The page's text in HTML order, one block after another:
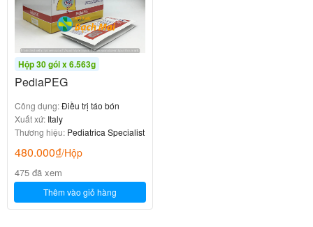
Hộp 30 gói x 6.563g
PediaPEG
Công dụng:Điều trị táo bón
Xuất xứ: Italy
Thương hiệu: Pediatrica Specialist
480.000₫/Hộp
475 đã xem
Thêm vào giỏ hàng